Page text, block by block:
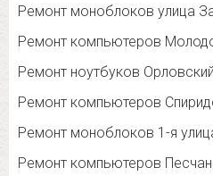
Ремонт моноблоков улица
Ремонт компьютеров
Ремонт ноутбуков
Ремонт компьютеров
Ремонт моноблоков 1-я
Ремонт компьютеров